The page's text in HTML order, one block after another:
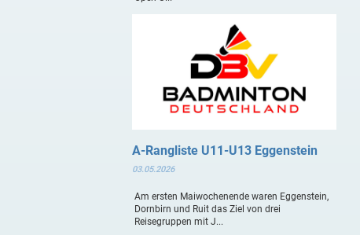
A-Rangliste U11-U13 Eggenstein
03.05.2026
Am ersten Maiwochenende waren Eggenstein,
Dornbirn und Ruit das Ziel von drei
Reisegruppen mit J...